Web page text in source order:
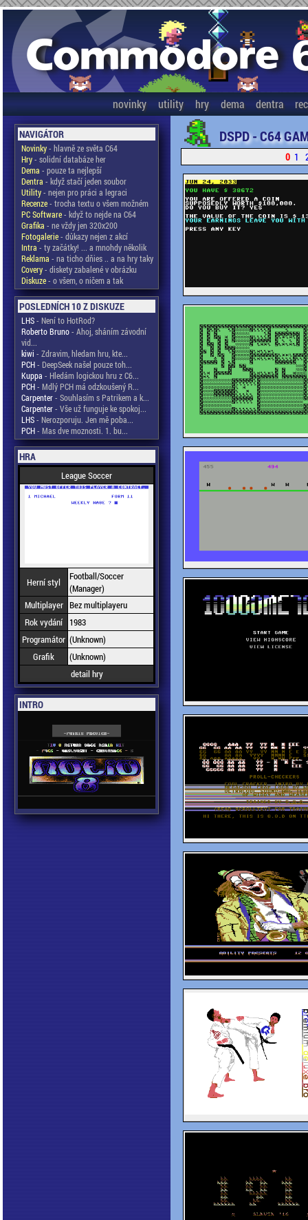
novinky utility hry dema dentra
NAVIGÁTOR
Novinky- hlavně ze světa C64
Hry- solidní databáze her
Dema - pouze ta nejlepší
Dentra - když stačí jeden soubor
Utility- nejen pro práci a legraci
Recenze- trocha textu o všem možném
PC Software- když to nejde na C64
Grafika - ne vždy jen 320x200
Fotogalerie- důkazy nejen z akcí
Intra - ty začátky! ... a mnohdy několik
Reklama - na ticho dňies .. a na hry taky
Covery- diskety zabalené v obrázku
Diskuze- o všem, o ničem a tak
POSLEDNÍCH 10 Z DISKUZE
LHS- Není to HotRod?
Roberto Bruno- Ahoj, sháním závodní
vid...
kiwi - Zdravim, hledam hru, kte...
PCH- DeepSeek našel pouze toh...
Kuppa - Hledám logickou hru z C6...
PCH- Mdlý PCH má odzkoušený R...
Carpenter- Souhlasím s Patrikem a k...
Carpenter- Vše už funguje ke spokoj...
LHS- Nerozporuju. Jen mě poba...
PCH- Mas dve moznosti. 1. bu...
HRA
League Soccer
Herní styl
Football/Soccer
(Manager)
Multiplayer Bez multiplayeru
Rok vydání
1983
Programátor (Unknown)
Grafik
(Unknown)
detail hry
INTRO
DSPD - C64
0 1